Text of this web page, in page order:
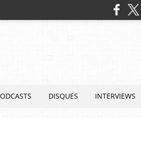
DISQUES INTERVIEWS